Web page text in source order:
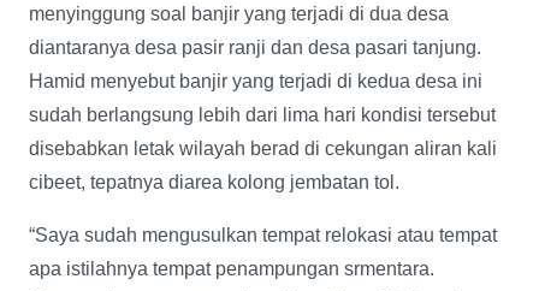
menyinggung soal banjir yang terjadi di dua desa
diantaranya desa pasir ranji dan desa pasari tanjung.
Hamid menyebut banjir yang terjadi di kedua desa ini
sudah berlangsung lebih dari lima hari kondisi tersebut
disebabkan letak wilayah berad di cekungan aliran kali
cibeet, tepatnya diarea kolong jembatan tol.
“Saya sudah mengusulkan tempat relokasi atau tempat
apa istilahnya tempat penampungan srmentara.